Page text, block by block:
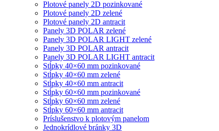
Plotové panely 2D pozinkované
Plotové panely 2D zelené
Plotové panely 2D antracit
Panely 3D POLAR zelené
Panely 3D POLAR LIGHT zelené
Panely 3D POLAR antracit
Panely 3D POLAR LIGHT antracit
Stĺpky 40×60 mm pozinkované
Stĺpky 40×60 mm zelené
Stĺpky 40×60 mm antracit
Stĺpky 60×60 mm pozinkované
Stĺpky 60×60 mm zelené
Stĺpky 60×60 mm antracit
Príslušenstvo k plotovým panelom
Jednokrídlové bránky 3D